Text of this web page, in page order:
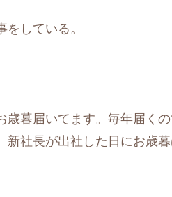
している。
暮届いてます。毎年届く
社長が出社した日にお歳暮